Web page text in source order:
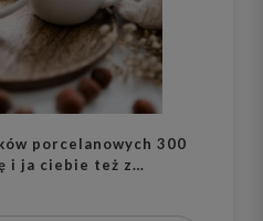
porcelanowych 300
i ja ciebie też z